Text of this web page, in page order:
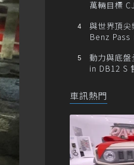
萬輛目標
與世界頂
Benz Pass
動力與底
in DB12 S
車訊熱門